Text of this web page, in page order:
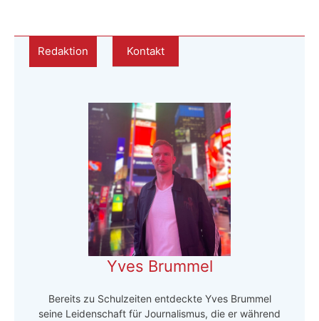
Redaktion Kontakt
Yves Brummel
Bereits zu Schulzeiten entdeckte Yves Brummel
seine Leidenschaft für Journalismus, die er während